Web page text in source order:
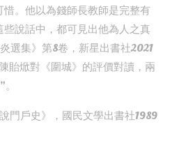
。他以為錢師長教師是完整有
說話中，都可見出他為人之真
選集》第8卷，新星出書社2021
貽焮對《圍城》的評價對讀，兩
門戶史》，國民文學出書社1989